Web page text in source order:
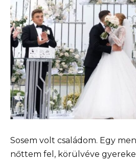
Sosem volt családom. Egy
nőttem fel, körülvéve